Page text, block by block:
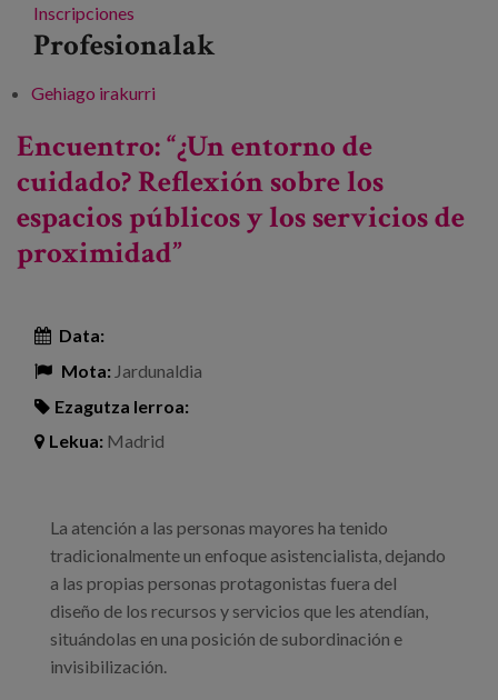
Inscripciones
Profesionalak
Gehiago irakurri
en las metrópolis del mundo -ri buruz
Encuentro: “¿Un entorno de
cuidado? Reflexión sobre los
espacios públicos y los servicios de
proximidad”
Data:
Mota: Jardunaldia
Ezagutza lerroa:
Lekua: Madrid
La atención a las personas mayores ha tenido
tradicionalmente un enfoque asistencialista, dejando
a las propias personas protagonistas fuera del
diseño de los recursos y servicios que les atendían,
situándolas en una posición de subordinación e
invisibilización.